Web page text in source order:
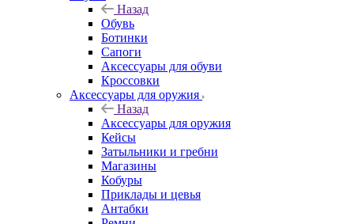
Назад
Обувь
Ботинки
Сапоги
Аксессуары для обуви
Кроссовки
Аксессуары для оружия
Назад
Аксессуары для оружия
Кейсы
Затыльники и гребни
Магазины
Кобуры
Приклады и цевья
Антабки